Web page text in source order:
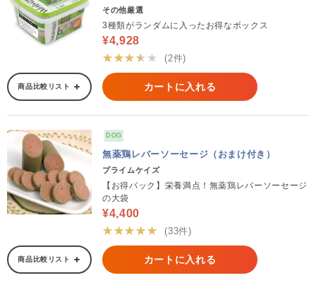
その他厳選
3種類がランダムに入ったお得なボックス
¥4,928
★★★★★
(2件)
商品比較リスト カートに入れる
DOG
無薬鶏レバーソーセージ（おまけ付き）
プライムケイズ
【お得パック】栄養満点！無薬鶏レバーソーセージ
の大袋
¥4,400
★★★★★
(33件)
商品比較リスト カートに入れる